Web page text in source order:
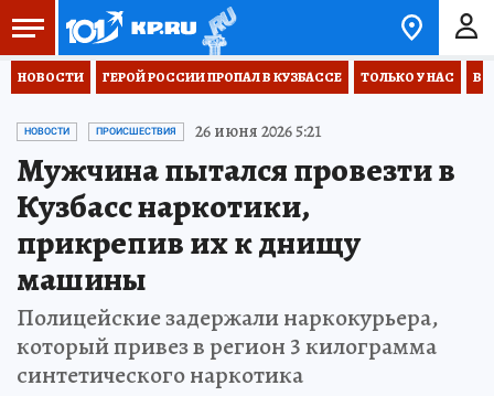
НОВОСТИ ГЕРОЙ РОССИИ ПРОПАЛ В КУЗБАССЕ ТОЛЬКО У НАС
НОВОСТИ ПРОИСШЕСТВИЯ 26 июня 2026 5:21
Мужчина пытался провезти в
Кузбасс наркотики,
прикрепив их к днищу
машины
Полицейские задержали наркокурьера,
который привез в регион 3 килограмма
синтетического наркотика